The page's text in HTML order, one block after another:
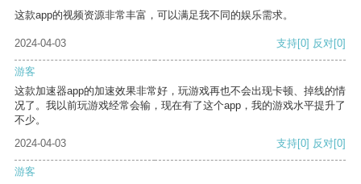
这款app的视频资源非常丰富，可以满足我不同的娱乐需求。
2024-04-03 支持[0] 反对[0]
游客
这款加速器app的加速效果非常好，玩游戏再也不会出现卡顿、掉线的情
况了。我以前玩游戏经常会输，现在有了这个app，我的游戏水平提升了
不少。
2024-04-03
支持[0] 反对[0]
游客